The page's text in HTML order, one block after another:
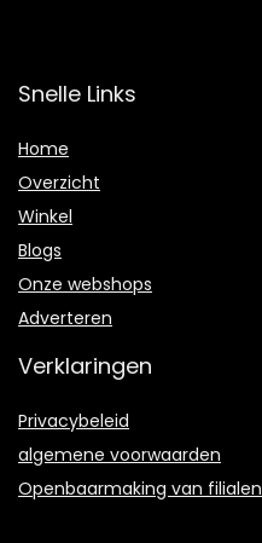
Snelle Links
Home
Overzicht
Winkel
Blogs
Onze webshops
Adverteren
Verklaringen
Privacybeleid
algemene voorwaarden
Openbaarmaking van filialen